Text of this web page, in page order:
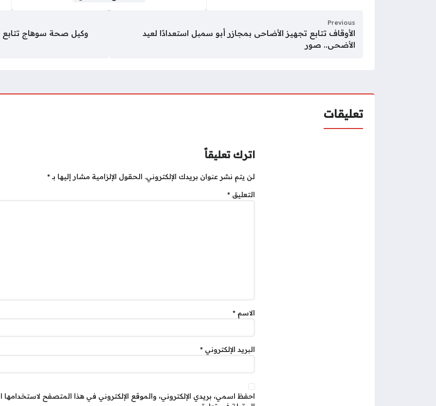
Previous
الأوقاف تتابع تجهيز الأضاحى بمجازر أبو سمبل استعدادًا لعيد
الأضحى.. صور
وكيل صحة سوهاج تتابع
تعليقات
اترك تعليقاً
لن يتم نشر عنوان بريدك الإلكتروني. الحقول الإلزامية مشار إليها بـ*
التعليق *
الاسم *
البريد الإلكتروني *
احفظ اسمي، بريدي الإلكتروني، والموقع الإلكتروني في هذا المتصفح لاستخدامها